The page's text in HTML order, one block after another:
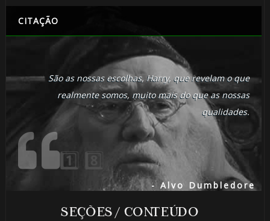
CITAÇÃO
São as nossas escolhas, Harry, que revelam o que
realmente somos, muito mais do que as nossas
qualidades.
- Alvo Dumbledore
SEÇÕES / CONTEÚDO
🎂